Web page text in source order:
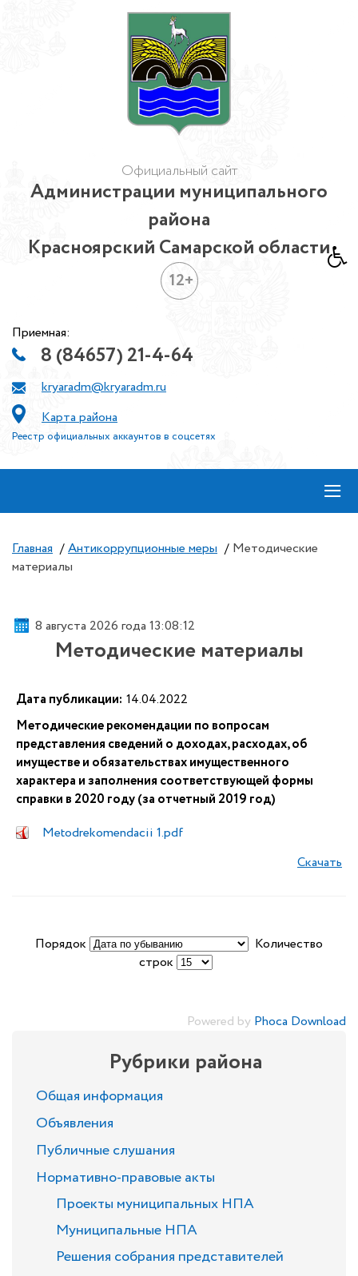
Официальный сайт
Администрации муниципального
района
Красноярский Самарской области
12+
Приемная:
8 (84657) 21-4-64
kryaradm@kryaradm.ru
Карта района
Реестр официальных аккаунтов в соцсетях
≡
Главная / Антикоррупционные меры / Методические
материалы
8 августа 2026 года 13:08:13
Методические материалы
Дата публикации: 14.04.2022
Методические рекомендации по вопросам
представления сведений о доходах, расходах, об
имуществе и обязательствах имущественного
характера и заполнения соответствующей формы
справки в 2020 году (за отчетный 2019 год)
Metodrekomendacii 1.pdf
Скачать
Порядок
Количество
строк
Powered by Phoca Download
Рубрики района
Общая информация
Объявления
Публичные слушания
Нормативно-правовые акты
Проекты муниципальных НПА
Муниципальные НПА
Решения собрания представителей